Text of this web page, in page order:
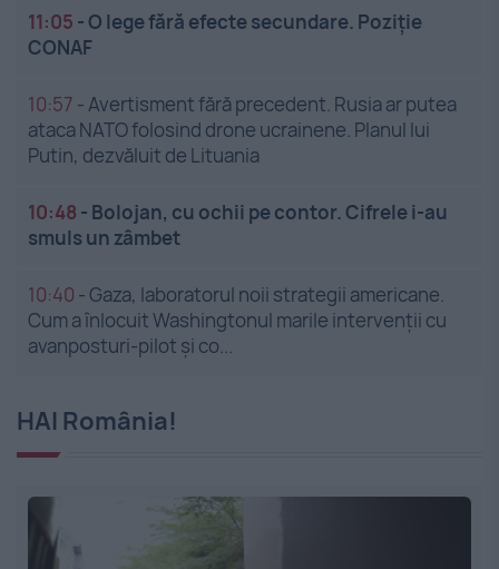
11:05 -O lege fără efecte secundare. Poziție
CONAF
10:57 -Avertisment fără precedent. Rusia ar putea
ataca NATO folosind drone ucrainene. Planul lui
Putin, dezvăluit de Lituania
10:48 - Bolojan, cu ochii pe contor. Cifrele i-au
smuls un zâmbet
10:40 -Gaza, laboratorul noii strategii americane.
Cum a înlocuit Washingtonul marile intervenții cu
avanposturi-pilot și co...
HAI România!